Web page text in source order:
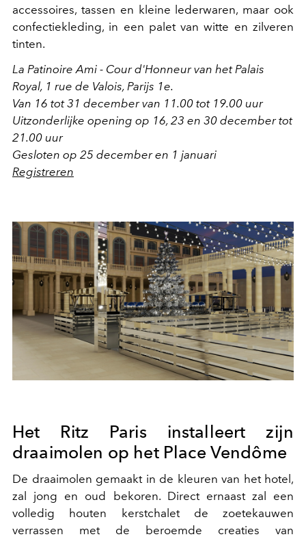
accessoires, tassen en kleine lederwaren, maar ook
confectiekleding, in een palet van witte en zilveren
tinten.
La Patinoire Ami - Cour d'Honneur van het Palais
Royal, 1 rue de Valois, Parijs 1e.
Van 16 tot 31 december van 11.00 tot 19.00 uur
Uitzonderlijke opening op 16, 23 en 30 december tot
21.00 uur
Gesloten op 25 december en 1 januari
Registreren
Het Ritz Paris installeert zijn
draaimolen op het Place Vendôme
De draaimolen gemaakt in de kleuren van het hotel,
zal jong en oud bekoren. Direct ernaastzal een
volledig houten kerstchalet de zoetekauwen
verrassen met de beroemde creaties van